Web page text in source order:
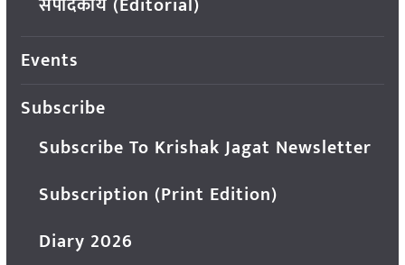
Events
Subscribe
Subscribe To Krishak Jagat Newsletter
Subscription (Print Edition)
Diary 2026